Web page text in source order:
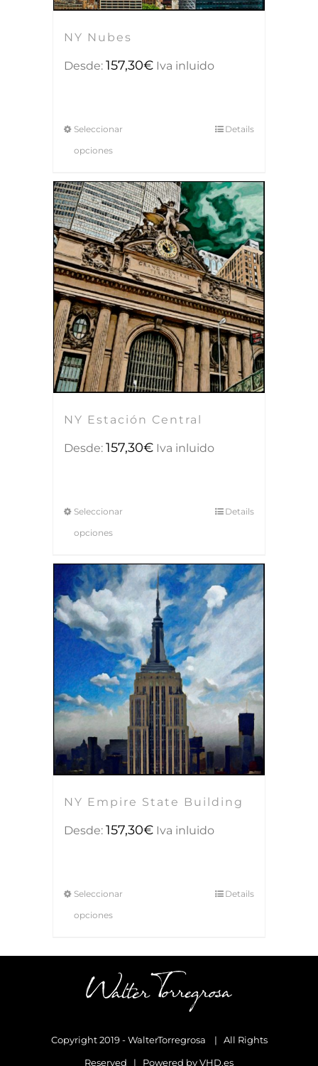
NY Nubes
Desde: 157,30€ Iva inluido
Seleccionar
opciones
Details
NY Estación Central
Desde: 157,30€ Iva inluido
Seleccionar
opciones
Details
NY Empire State Building
Desde: 157,30€ Iva inluido
Seleccionar
opciones
Details
Copyright 2019 - WalterTorregrosa | All Rights
Reserved | Powered byVHD.es